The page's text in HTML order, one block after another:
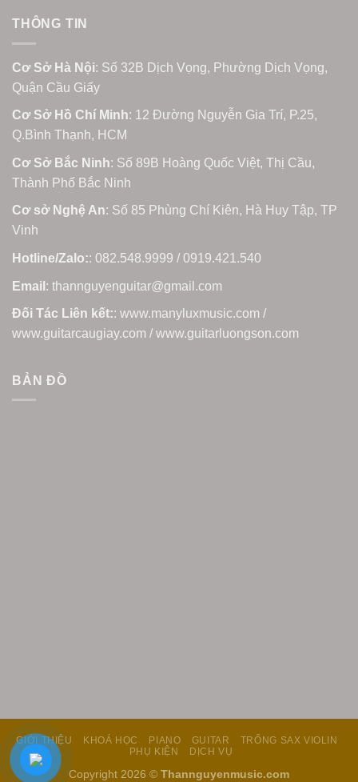
THÔNG TIN
Cơ Sở Hà Nội: Số 32B Dịch Vọng, Phường Dịch Vọng,
Quận Cầu Giấy
Cơ Sở Hồ Chí Minh: 12 Đường Nguyễn Gia Trí, P.25,
Q.Bình Thạnh, HCM
Cơ Sở Bắc Ninh: Số 89B Hoàng Quốc Việt, Thị Cầu,
Thành Phố Bắc Ninh
Cơ sở Nghệ An: Số 85 Phùng Chí Kiên, Hà Huy Tập, TP
Vinh
Hotline/Zalo:: 082.548.9999 / 0919.421.540
Email : thannguyenguitar@gmail.com
Đối Tác Liên kết:: www.manyluxmusic.com /
www.guitarcaugiay.com / www.guitarluongson.com
BẢN ĐỒ
GIỚI THIỆU KHOÁ HỌC PIANO GUITAR
TRỐNG SAX VIOLIN
PHỤ KIỆN
DỊCH VỤ
Copyright 2026 © Thannguyenmusic.com